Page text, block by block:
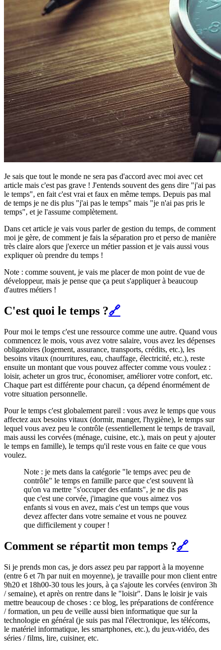
Je sais que tout le monde ne sera pas d'accord avec moi avec cet
article mais c'est pas grave ! J'entends souvent des gens dire "j'ai pas
le temps", en fait c'est vrai et faux en même temps. Depuis pas mal
de temps je ne dis plus "j'ai pas le temps" mais "je n'ai pas pris le
temps", et je l'assume complètement.
Dans cet article je vais vous parler de gestion du temps, de comment
moi je gère, de comment je fais la séparation pro et perso de manière
très claire alors que j'exerce un métier passion et je vais aussi vous
expliquer où prendre du temps !
Note : comme souvent, je vais me placer de mon point de vue de
développeur, mais je pense que ça peut s'appliquer à beaucoup
d'autres métiers !
C'est quoi le temps ?🔗
Pour moi le temps c'est une ressource comme une autre. Quand vous
commencez le mois, vous avez votre salaire, vous avez les dépenses
obligatoires (logement, assurance, transports, crédits, etc.), les
besoins vitaux (nourritures, eau, chauffage, électricité, etc.), reste
ensuite un montant que vous pouvez affecter comme vous voulez :
loisir, acheter un gros truc, économiser, améliorer votre confort, etc.
Chaque part est différente pour chacun, ça dépend énormément de
votre situation personnelle.
Pour le temps c'est globalement pareil : vous avez le temps que vous
affectez aux besoins vitaux (dormir, manger, l'hygiène), le temps sur
lequel vous avez peu le contrôle (essentiellement le temps de travail,
mais aussi les corvées (ménage, cuisine, etc.), mais on peut y ajouter
le temps en famille), le temps qu'il reste vous en faite ce que vous
voulez.
Note : je mets dans la catégorie "le temps avec peu de
contrôle" le temps en famille parce que c'est souvent là
qu'on va mettre "s'occuper des enfants", je ne dis pas
que c'est une corvée, j'imagine que vous aimez vos
enfants si vous en avez, mais c'est un temps que vous
devez affecter dans votre semaine et vous ne pouvez
que difficilement y couper !
Comment se répartit mon temps ?🔗
Si je prends mon cas, je dors assez peu par rapport à la moyenne
(entre 6 et 7h par nuit en moyenne), je travaille pour mon client entre
9h20 et 18h00-30 tous les jours, à ça s'ajoute les corvées (environ 3h
/ semaine), et après on rentre dans le "loisir". Dans le loisir je vais
mettre beaucoup de choses : ce blog, les préparations de conférence
/ formation, un peu de veille aussi bien informatique que sur la
technologie en général (je suis pas mal l'électronique, les télécoms,
le matériel informatique, les smartphones, etc.), du jeux-vidéo, des
séries / films, lire, cuisiner, etc.